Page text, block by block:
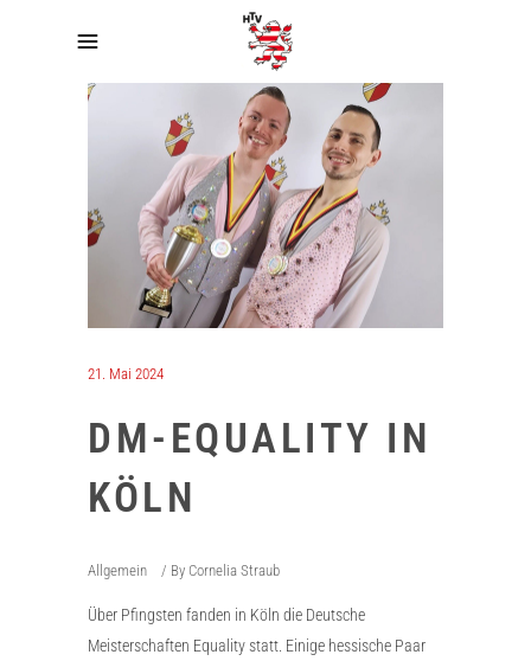
21. Mai 2024
DM-EQUALITY IN
KÖLN
Allgemein By Cornelia Straub
Über Pfingsten fanden in Köln die Deutsche
Meisterschaften Equality statt. Einige hessische Paar